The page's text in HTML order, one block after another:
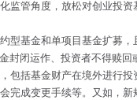
监管角度，放松对创业投
型基金和单项目基金扩募
封闭运作、投资者不得赎回
包括基金财产在境外进行
完成变更手续等。又如，